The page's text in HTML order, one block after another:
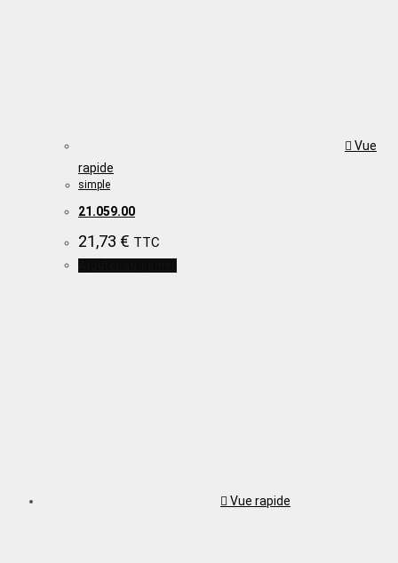
Vue
rapide
simple
21.059.00
21,73 € TTC
Vue rapide